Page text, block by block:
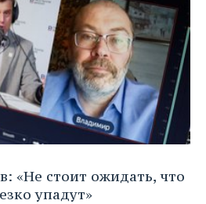
«Не стоит ожидать, что
упадут»